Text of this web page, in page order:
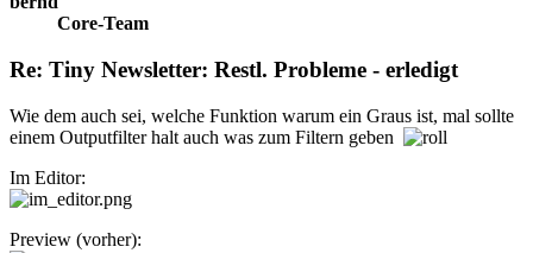
Core-Team
Re: Tiny Newsletter: Restl. Probleme - erledigt
Wie dem auch sei, welche Funktion warum ein Graus ist, mal sollte
einem Outputfilter halt auch was zum Filtern geben
Im Editor:
Preview (vorher):